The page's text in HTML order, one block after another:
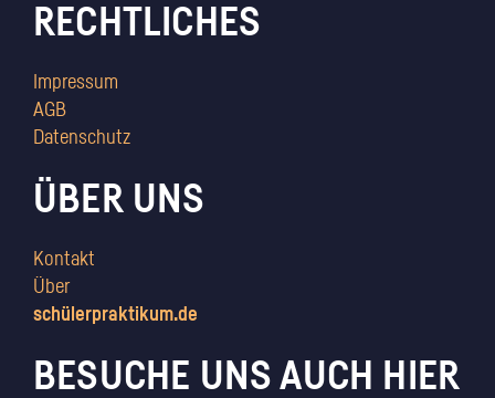
RECHTLICHES
Impressum
AGB
Datenschutz
ÜBER UNS
Kontakt
Über
schülerpraktikum.de
BESUCHE UNS AUCH HIER